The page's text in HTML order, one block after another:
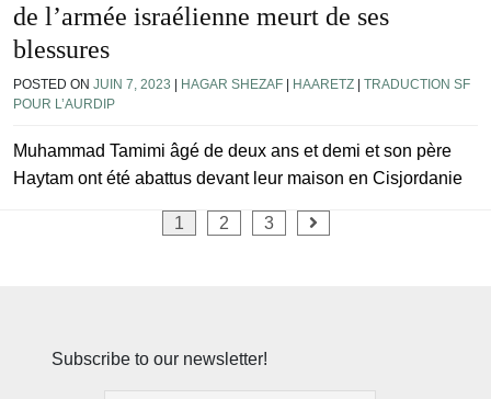
de l’armée israélienne meurt de ses
blessures
POSTED ON JUIN 7, 2023 HAGAR SHEZAF HAARETZ
TRADUCTION SF
POUR L’AURDIP
Muhammad Tamimi âgé de deux ans et demi et son père
Haytam ont été abattus devant leur maison en Cisjordanie
1 2 3
Subscribe to our newsletter!